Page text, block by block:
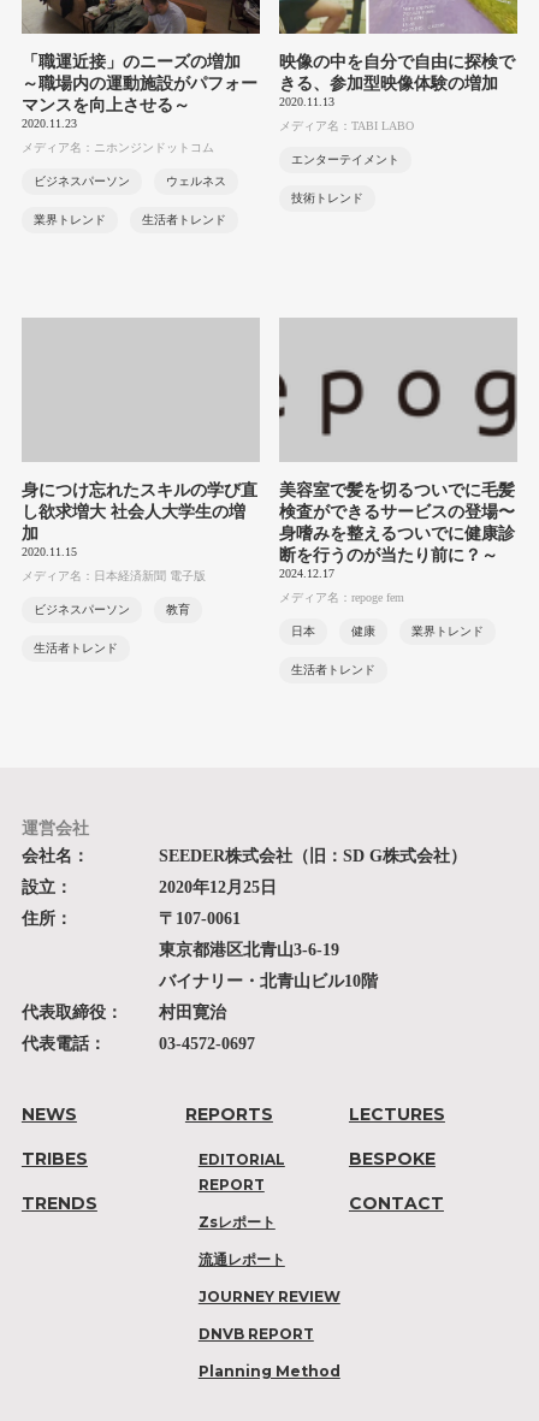
「職運近接」のニーズの増加
～職場内の運動施設がパフォー
マンスを向上させる～
2020.11.23
メディア名：ニホンジンドットコム
ビジネスパーソン ウェルネス
業界トレンド 生活者トレンド
映像の中を自分で自由に探検で
きる、参加型映像体験の増加
2020.11.13
メディア名：TABI LABO
エンターテイメント
技術トレンド
身につけ忘れたスキルの学び直
し欲求増大 社会人大学生の増
加
2020.11.15
メディア名：日本経済新聞 電子版
ビジネスパーソン 教育
生活者トレンド
美容室で髪を切るついでに毛髪
検査ができるサービスの登場〜
身嗜みを整えるついでに健康診
断を行うのが当たり前に？～
2024.12.17
メディア名：repoge fem
日本 健康 業界トレンド
生活者トレンド
運営会社
会社名：
SEEDER株式会社（旧：SD G株式会社）
設立：
2020年12月25日
住所：
〒107-0061
東京都港区北青山3-6-19
バイナリー・北青山ビル10階
代表取締役：
村田寛治
代表電話：
03-4572-0697
NEWS
TRIBES
TRENDS
REPORTS
EDITORIAL
REPORT
Zsレポート
流通レポート
JOURNEY REVIEW
DNVB REPORT
Planning Method
LECTURES
BESPOKE
CONTACT